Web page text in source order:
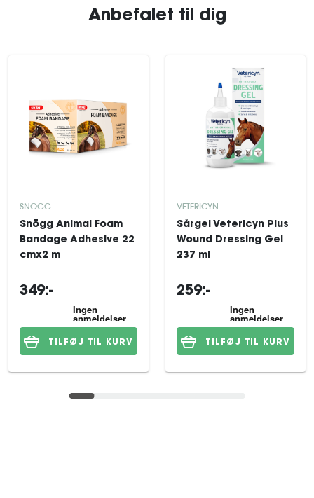
Anbefalet til dig
SNÖGG
Snögg Animal Foam
Bandage Adhesive 22
cmx2 m
349:-
TILFØJ TIL KURV
VETERICYN
Sårgel Vetericyn Plus
Wound Dressing Gel
237 ml
259:-
TILFØJ TIL KURV